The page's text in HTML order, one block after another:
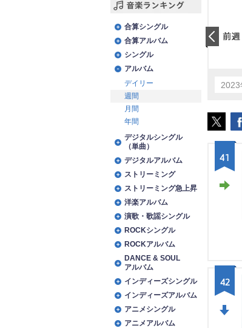
2023
41
42
合算シングル
合算アルバム
シングル
アルバム
デイリー
週間
月間
年間
デジタルシングル
（単曲）
デジタルアルバム
ストリーミング
ストリーミング急上昇
洋楽アルバム
演歌・歌謡シングル
ROCKシングル
ROCKアルバム
DANCE & SOUL
アルバム
インディーズシングル
インディーズアルバム
アニメシングル
アニメアルバム